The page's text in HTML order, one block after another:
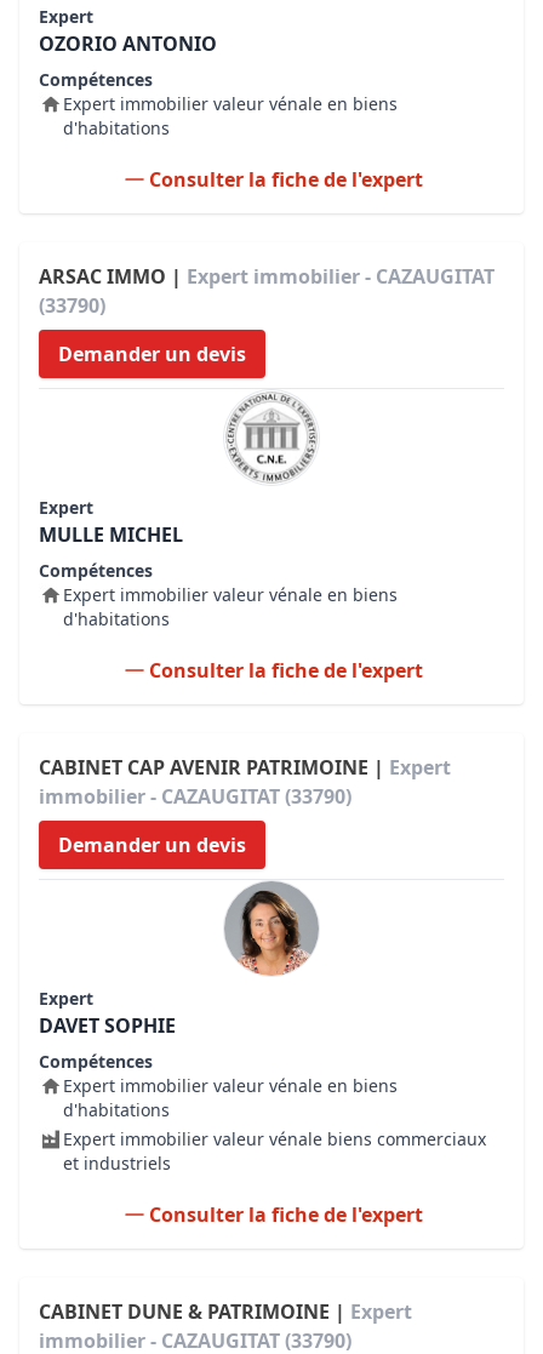
Expert
OZORIO ANTONIO
Compétences
Expert immobilier valeur vénale en biens
d'habitations
Consulter la fiche de l'expert
ARSAC IMMO | Expert immobilier - CAZAUGITAT
(33790)
Demander un devis
Expert
MULLE MICHEL
Compétences
Expert immobilier valeur vénale en biens
d'habitations
Consulter la fiche de l'expert
CABINET CAP AVENIR PATRIMOINE | Expert
immobilier - CAZAUGITAT (33790)
Demander un devis
Expert
DAVET SOPHIE
Compétences
Expert immobilier valeur vénale en biens
d'habitations
Expert immobilier valeur vénale biens commerciaux
et industriels
Consulter la fiche de l'expert
CABINET DUNE & PATRIMOINE | Expert
immobilier - CAZAUGITAT (33790)